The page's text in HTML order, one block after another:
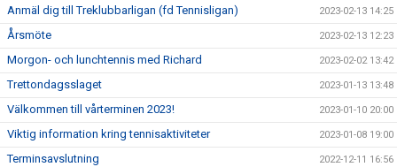
Anmäl dig till Treklubbarligan (fd Tennisligan) 2023-02-13 14:25
Årsmöte 2023-02-13 12:23
Morgon- och lunchtennis med Richard 2023-02-02 13:42
Trettondagsslaget 2023-01-13 13:48
Välkommen till vårterminen 2023! 2023-01-10 20:00
Viktig information kring tennisaktiviteter 2023-01-08 19:00
Terminsavslutning 2022-12-11 16:56